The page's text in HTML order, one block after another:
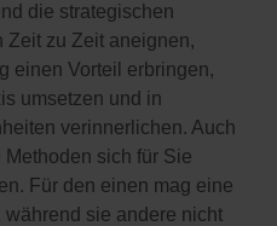
die strategischen
Zeit zu Zeit aneignen,
einen Vorteil erbringen,
umsetzen und in
verinnerlichen. Auch
sich für Sie
Für den einen mag eine
sie andere nicht